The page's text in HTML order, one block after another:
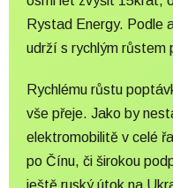
Rystad Energy. Podle
udrží s rychlým růstem
Rychlému růstu
vše přeje. Jako by
elektromobilitě v celé
po Čínu, či širokou